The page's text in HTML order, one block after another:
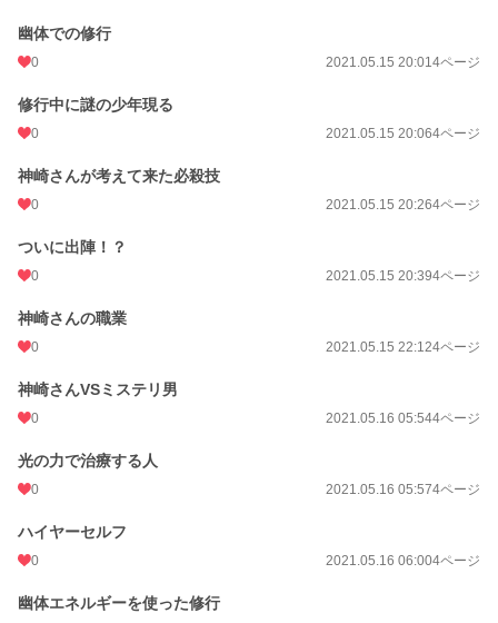
幽体での修行
0 2021.05.15 20:014ページ
修行中に謎の少年現る
0 2021.05.15 20:064ページ
神崎さんが考えて来た必殺技
0 2021.05.15 20:264ページ
ついに出陣！？
0 2021.05.15 20:394ページ
神崎さんの職業
0 2021.05.15 22:124ページ
神崎さんVSミステリ男
0 2021.05.16 05:544ページ
光の力で治療する人
0 2021.05.16 05:574ページ
ハイヤーセルフ
0 2021.05.16 06:004ページ
幽体エネルギーを使った修行